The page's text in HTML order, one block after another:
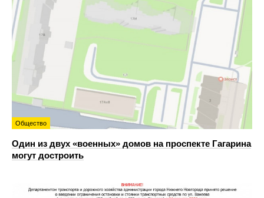
Общество
Один из двух «военных» домов на проспекте Гагарина
могут достроить